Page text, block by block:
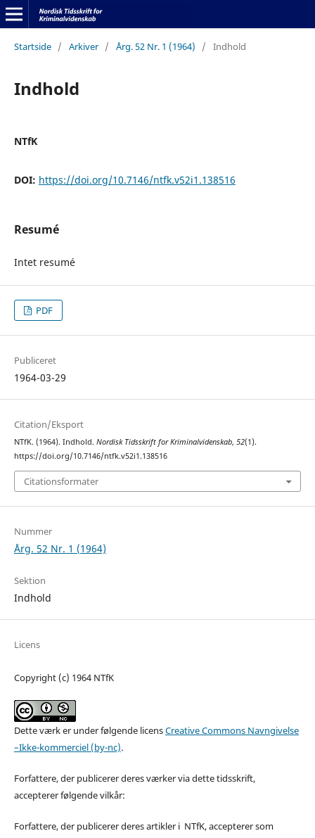
Startside / Arkiver / Årg. 52 Nr. 1 (1964) / Indhold
Indhold
NTfK
DOI: https://doi.org/10.7146/ntfk.v52i1.138516
Resumé
Intet resumé
PDF
Publiceret
1964-03-29
Citation/Eksport
NTfK. (1964). Indhold. Nordisk Tidsskrift for Kriminalvidenskab, 52(1).
https://doi.org/10.7146/ntfk.v52i1.138516
Citationsformater
Nummer
Årg. 52 Nr. 1 (1964)
Sektion
Indhold
Licens
Copyright (c) 1964 NTfK
Dette værk er under følgende licensCreative Commons Navngivelse
–Ikke-kommerciel (by-nc).
Forfattere, der publicerer deres værker via dette tidsskrift,
accepterer følgende vilkår:
Forfattere, der publicerer deres artikler i NTfK, accepterer som